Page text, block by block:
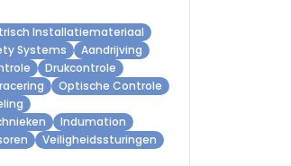
Installatiemateriaal
Systems
Aandrijving
Drukcontrole
Optische Controle
Indumation
Veiligheidssturingen